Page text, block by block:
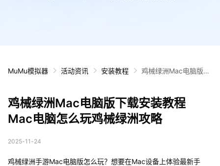
MuMu模拟器 活动资讯 安装教程
鸡械绿洲Mac电脑版下
鸡械绿洲Mac电脑版下载安装教程
Mac电脑怎么玩鸡械绿洲攻略
2025-11-24
鸡械绿洲手游Mac电脑版怎么玩？想要在Mac设备上体验最新手